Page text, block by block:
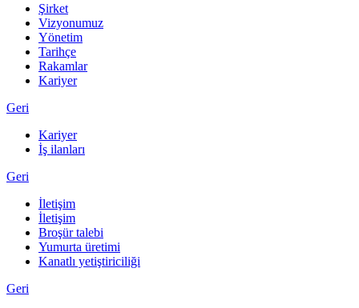
Şirket
Vizyonumuz
Yönetim
Tarihçe
Rakamlar
Kariyer
Geri
Kariyer
İş ilanları
Geri
İletişim
İletişim
Broşür talebi
Yumurta üretimi
Kanatlı yetiştiriciliği
Geri